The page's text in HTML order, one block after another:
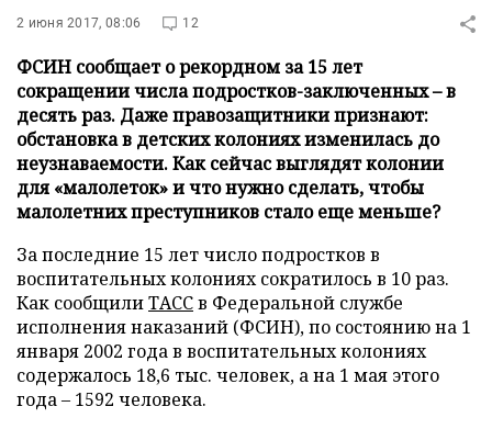
2 июня 2017, 08:06 12
ФСИН сообщает о рекордном за 15 лет
сокращении числа подростков-заключенных – в
десять раз. Даже правозащитники признают:
обстановка в детских колониях изменилась до
неузнаваемости. Как сейчас выглядят колонии
для «малолеток» и что нужно сделать, чтобы
малолетних преступников стало еще меньше?
За последние 15 лет число подростков в
воспитательных колониях сократилось в 10 раз.
Как сообщилиТАССв Федеральной службе
исполнения наказаний (ФСИН), по состоянию на 1
января 2002 года в воспитательных колониях
содержалось 18,6 тыс. человек, а на 1 мая этого
года – 1592 человека.